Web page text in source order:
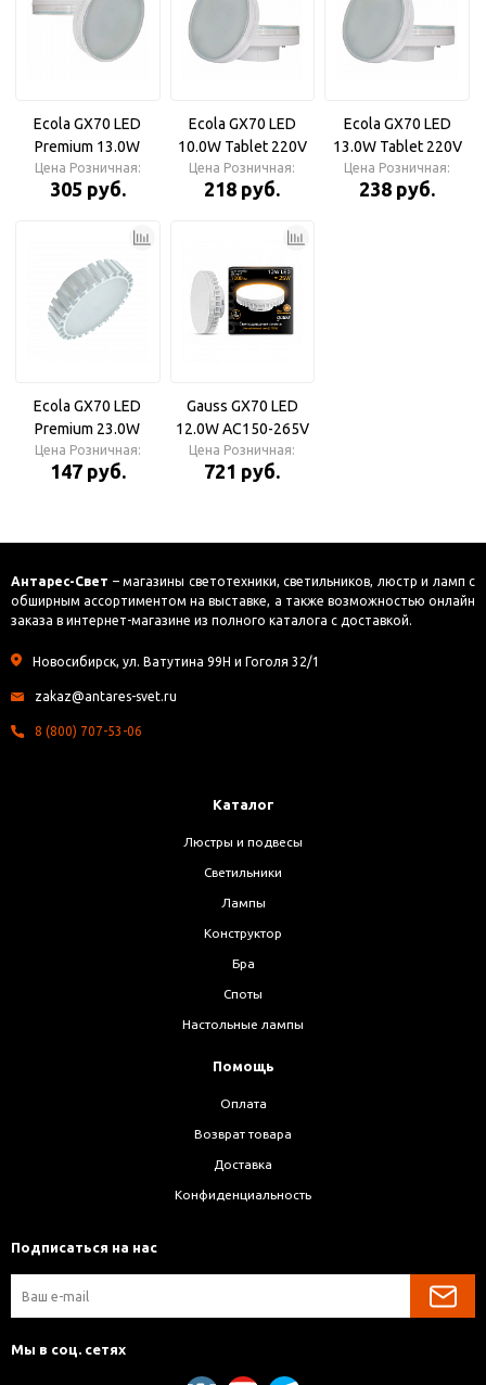
Ecola GX70 LED
Premium 13.0W
Tablet 220V 2800K
Лампа
матовым стеклом
Лампа
светодиодная
Ecola GX70 LED
Premium 13,0W
111x42
[T7PW13ELC.]
Цена Розничная:
305 руб.
Ecola GX70 LED
10.0W Tablet 220V
2800K Лампа
светодиодная с
Цена Розничная:
218 руб.
Ecola GX70 LED
13.0W Tablet 220V
2800K Лампа
светодиодная с
Цена Розничная:
238 руб.
Ecola GX70 LED
Premium 23.0W
Tablet 220V 2800K
42x111 Лампа
Цена Розничная:
147 руб.
Gauss GX70 LED
12.0W AC150-265V
2700K Лампа
светодиодная
Цена Розничная:
721 руб.
Антарес-Свет – магазины светотехники, светильников, люстр и ламп с
обширным ассортиментом на выставке, а также возможностью онлайн
заказа в интернет-магазине из полного каталога с доставкой.
Новосибирск, ул. Ватутина 99Н и Гоголя 32/1
zakaz@antares-svet.ru
8 (800) 707-53-06
Каталог
Люстры и подвесы
Светильники
Лампы
Конструктор
Бра
Споты
Настольные лампы
Помощь
Оплата
Возврат товара
Доставка
Конфиденциальность
Подписаться на нас
Мы в соц. сетях